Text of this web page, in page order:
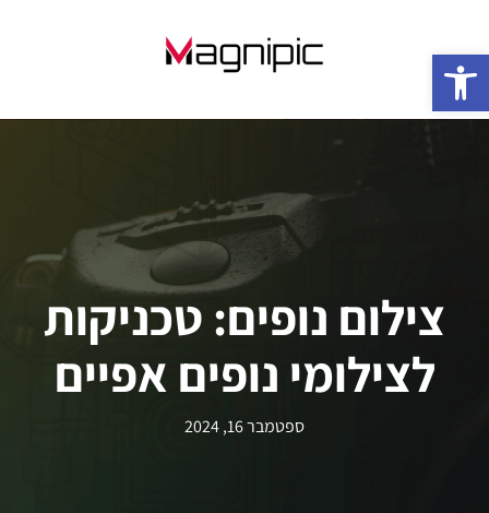
צילום נופים: טכניקות
לצילומי נופים אפיים
ספטמבר 16, 2024
פתח סרגל נגישות